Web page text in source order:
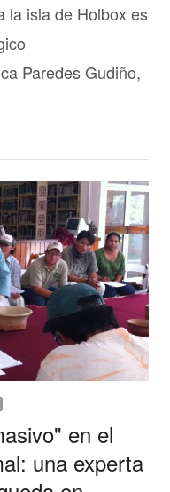
la isla de Holbox es
Paredes Gudiño,
en el
una experta